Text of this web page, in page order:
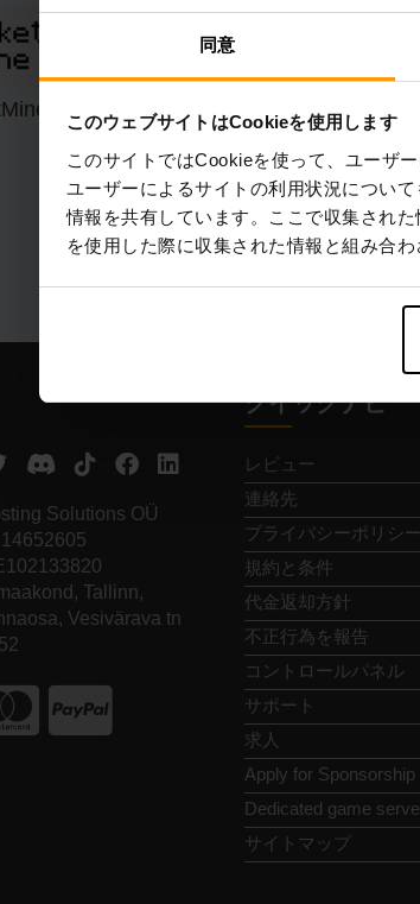
同意
このウェブサイトはCookieを使用します
このサイトではCookieを使って、ユーザ
ユーザーによるサイトの利用状況につい
情報を共有しています。ここで収集され
を使用した際に収集された情報と組み合
Solutions OÜ
Tallinn,
Vesivärava tn
クイックナビ
レビュー
連絡先
プライバシーポリシー
規約と条件
代金返却方針
不正行為を報告
コントロールパネル
サポート
求人
Apply for Sponsorship
Dedicated game
サイトマップ